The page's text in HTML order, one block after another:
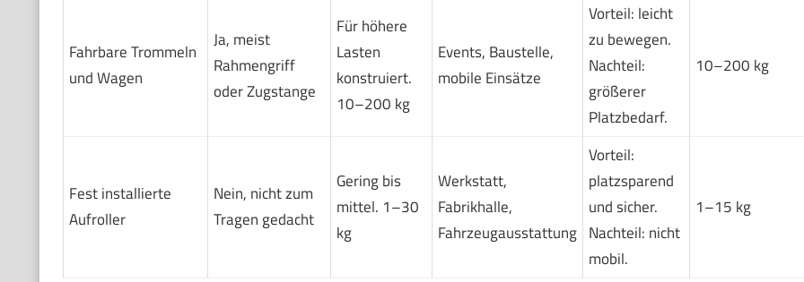
Fahrbare Trommeln
und Wagen
Ja, meist
Rahmengriff
oder Zugstange
Für höhere
Lasten
konstruiert.
10–200 kg
Events, Baustelle,
mobile Einsätze
Vorteil: leicht
zu bewegen.
Nachteil:
größerer
Platzbedarf.
10–200 kg
Fest installierte
Aufroller
Nein, nicht zum
Tragen gedacht
Gering bis
mittel. 1–30
kg
Werkstatt,
Fabrikhalle,
Fahrzeugausstattung
Vorteil:
platzsparend
und sicher.
Nachteil: nicht
mobil.
1–15 kg